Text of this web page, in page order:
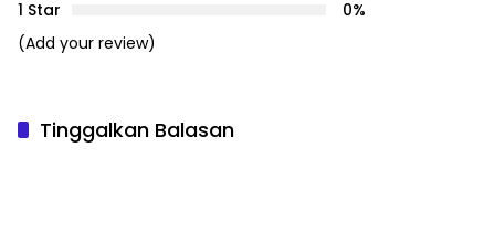
1 Star
0%
(Add your review)
Tinggalkan Balasan